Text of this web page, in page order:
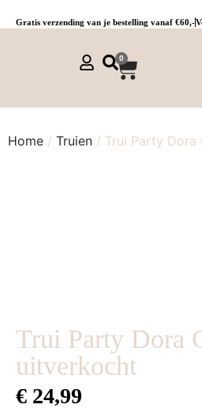
Gratis verzending van je bestelling vanaf €60,-
0
Home / Truien / Trui Party Dora
Trui Party Dora
uitverkocht
€ 24,99